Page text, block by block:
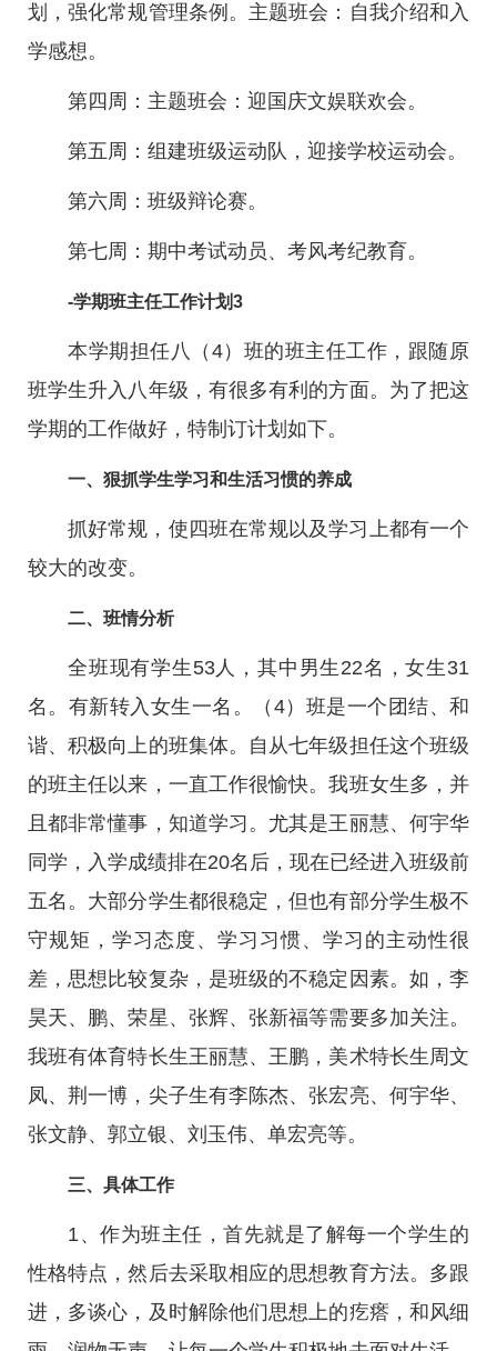
划，强化常规管理条例。主题班会：自我介绍和入
学感想。
第四周：主题班会：迎国庆文娱联欢会。
第五周：组建班级运动队，迎接学校运动会。
第六周：班级辩论赛。
第七周：期中考试动员、考风考纪教育。
-学期班主任工作计划3
本学期担任八（4）班的班主任工作，跟随原
班学生升入八年级，有很多有利的方面。为了把这
学期的工作做好，特制订计划如下。
一、狠抓学生学习和生活习惯的养成
抓好常规，使四班在常规以及学习上都有一个
较大的改变。
二、班情分析
全班现有学生53人，其中男生22名，女生31
名。有新转入女生一名。（4）班是一个团结、和
谐、积极向上的班集体。自从七年级担任这个班级
的班主任以来，一直工作很愉快。我班女生多，并
且都非常懂事，知道学习。尤其是王丽慧、何宇华
同学，入学成绩排在20名后，现在已经进入班级前
五名。大部分学生都很稳定，但也有部分学生极不
守规矩，学习态度、学习习惯、学习的主动性很
差，思想比较复杂，是班级的不稳定因素。如，李
昊天、鹏、荣星、张辉、张新福等需要多加关注。
我班有体育特长生王丽慧、王鹏，美术特长生周文
凤、荆一博，尖子生有李陈杰、张宏亮、何宇华、
张文静、郭立银、刘玉伟、单宏亮等。
三、具体工作
1、作为班主任，首先就是了解每一个学生的
性格特点，然后去采取相应的思想教育方法。多跟
进，多谈心，及时解除他们思想上的疙瘩，和风细